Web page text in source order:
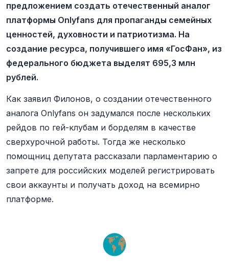
предложением создать отечественный аналог
платформы Onlyfans для пропаганды семейных
ценностей, духовности и патриотизма. На
создание ресурса, получившего имя «ГосФан», из
федерального бюджета выделят 695,3 млн
рублей.
Как заявил Филонов, о создании отечественного
аналога Onlyfans он задумался после нескольких
рейдов по гей-клубам и борделям в качестве
сверхурочной работы. Тогда же несколько
помощниц депутата рассказали парламентарию о
запрете для российских моделей регистрировать
свои аккаунты и получать доход на всемирно
платформе.